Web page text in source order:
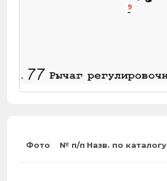
9
Фото № п/п Назв. по каталогу